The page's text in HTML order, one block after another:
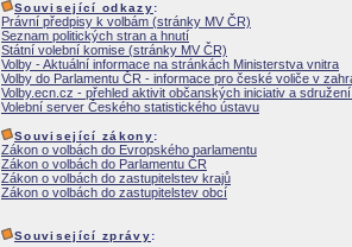
Související odkazy:
Právní předpisy k volbám (stránky MV ČR)
Seznam politických stran a hnutí
Státní volební komise (stránky MV ČR)
Volby - Aktuální informace na stránkách Ministerstva vnitra
Volby do Parlamentu ČR - informace pro české voliče v
Volby.ecn.cz - přehled aktivit občanských iniciativ a
Volební server Českého statistického ústavu
Související zákony:
Zákon o volbách do Evropského parlamentu
Zákon o volbách do Parlamentu ČR
Zákon o volbách do zastupitelstev krajů
Zákon o volbách do zastupitelstev obcí
Související zprávy: